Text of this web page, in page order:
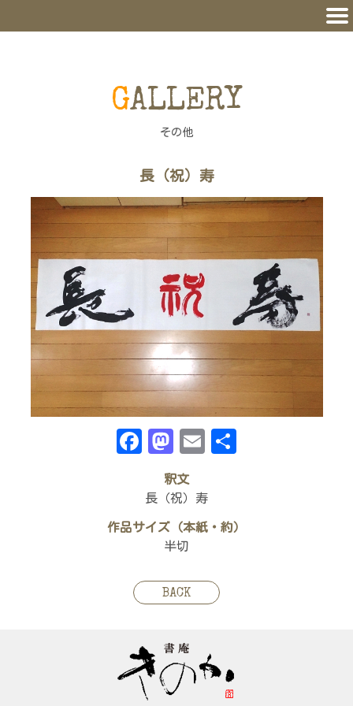
GALLERY
その他
長（祝）寿
Facebook Mastodon Email
釈文
長（祝）寿
作品サイズ（本紙・約）
半切
BACK